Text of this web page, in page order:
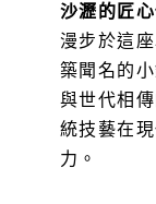
沙瀝的匠
漫步於這
築聞名的
與世代相
統技藝在
力。